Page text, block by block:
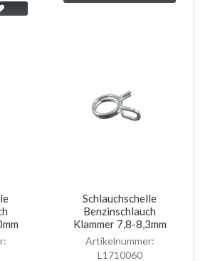
Schlauchschelle
Benzinschlauch
Klammer 7,8-8,3mm
Artikelnummer:
L1710060